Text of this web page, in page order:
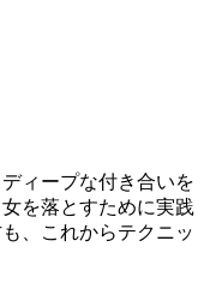
ィープな付き合いを
を落とすために実践
、これからテクニッ